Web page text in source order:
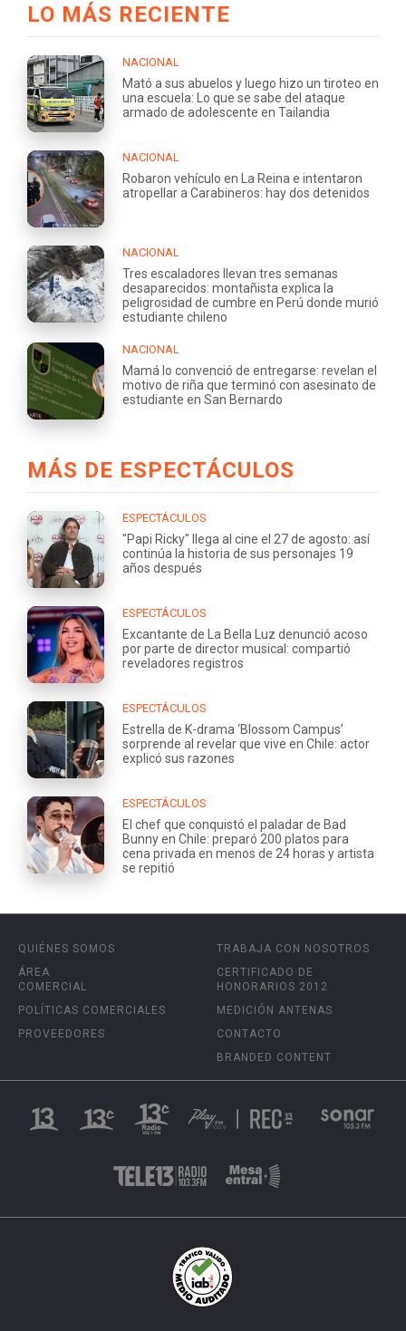
LO MÁS RECIENTE
NACIONAL
Mató a sus abuelos y luego hizo un tiroteo en
una escuela: Lo que se sabe del ataque
armado de adolescente en Tailandia
NACIONAL
Robaron vehículo en La Reina e intentaron
atropellar a Carabineros: hay dos detenidos
NACIONAL
Tres escaladores llevan tres semanas
desaparecidos: montañista explica la
peligrosidad de cumbre en Perú donde murió
estudiante chileno
NACIONAL
Mamá lo convenció de entregarse: revelan el
motivo de riña que terminó con asesinato de
estudiante en San Bernardo
MÁS DE ESPECTÁCULOS
ESPECTÁCULOS
"Papi Ricky" llega al cine el 27 de agosto: así
continúa la historia de sus personajes 19
años después
ESPECTÁCULOS
Excantante de La Bella Luz denunció acoso
por parte de director musical: compartió
reveladores registros
ESPECTÁCULOS
Estrella de K-drama ‘Blossom Campus’
sorprende al revelar que vive en Chile: actor
explicó sus razones
ESPECTÁCULOS
El chef que conquistó el paladar de Bad
Bunny en Chile: preparó 200 platos para
cena privada en menos de 24 horas y artista
se repitió
QUIÉNES SOMOS
ÁREA
COMERCIAL
POLÍTICAS COMERCIALES
PROVEEDORES
TRABAJA CON NOSOTROS
CERTIFICADO DE
HONORARIOS 2012
MEDICIÓN ANTENAS
CONTACTO
BRANDED CONTENT